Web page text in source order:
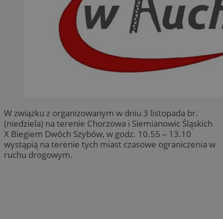
W związku z organizowanym w dniu 3 listopada br.
(niedziela) na terenie Chorzowa i Siemianowic Śląskich
X Biegiem Dwóch Szybów, w godz. 10.55 – 13.10
wystąpią na terenie tych miast czasowe ograniczenia w
ruchu drogowym.